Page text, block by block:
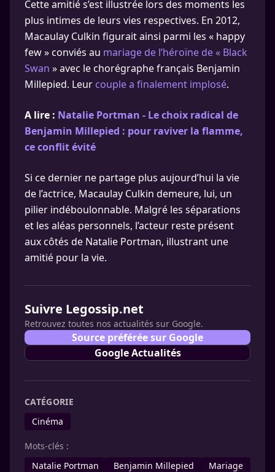
Cette amitié s’est illustrée lors des moments les
plus intimes de leurs vies respectives. En 2012,
Macaulay Culkin figurait ainsi parmi les « happy
few » conviés au mariage de l’héroïne de « Black
Swan » avec le chorégraphe français Benjamin
Millepied. Leur couple a finalement implosé.
A lire : Natalie Portman - Le choix radical de
Benjamin Millepied : pour raviver la flamme,
ce conflit évité
Si ce dernier ne partage plus aujourd’hui la vie
de l’actrice, Macaulay Culkin demeure, lui, un
pilier indéboulonnable. Malgré les séparations
et les aléas personnels, l’acteur reste présent
aux côtés de Natalie Portman, illustrant une
amitié pour la vie.
Suivre Legossip.net
Retrouvez toutes nos actualités sur Google.
Source préférée sur Google
Google Actualités
CATÉGORIE
Cinéma
Mots-clés :
Natalie Portman
Benjamin Millepied
Mariage